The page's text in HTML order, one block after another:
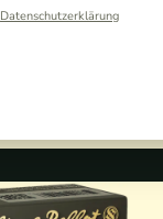
Datenschutzerklärung